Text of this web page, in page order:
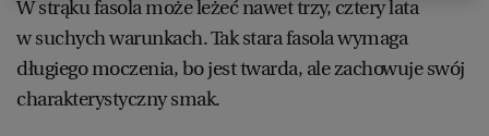
W strąku fasola może leżeć nawet trzy, cztery lata
w suchych warunkach. Tak stara fasola wymaga
długiego moczenia, bo jest twarda, ale zachowuje swój
charakterystyczny smak.